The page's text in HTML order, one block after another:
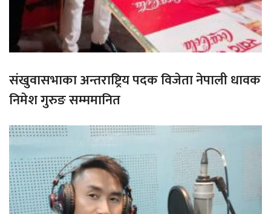
संखुवासभाका अन्तराष्ट्रिय पदक विजेता नेपाली धावक
निमेश गुरुङ सम्ममानित